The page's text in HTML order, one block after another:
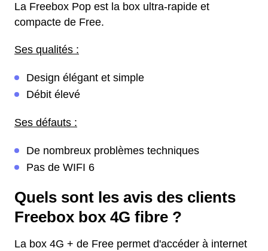
La Freebox Pop est la box ultra-rapide et
compacte de Free.
Ses qualités :
Design élégant et simple
Débit élevé
Ses défauts :
De nombreux problèmes techniques
Pas de WIFI 6
Quels sont les avis des clients
Freebox box 4G fibre ?
La box 4G + de Free permet d'accéder à internet